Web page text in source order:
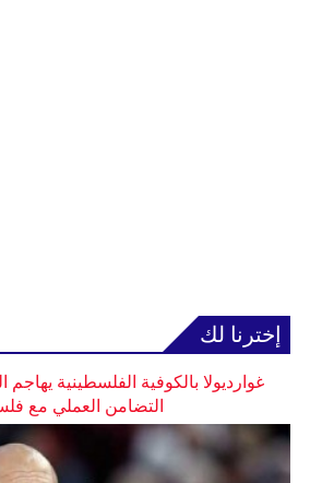
إخترنا لك
غوارديولا بالكوفية الفلسطينية
التضامن العملي مع